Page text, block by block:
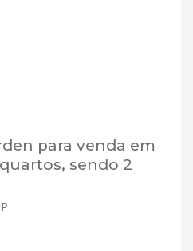
para venda em
sendo 2